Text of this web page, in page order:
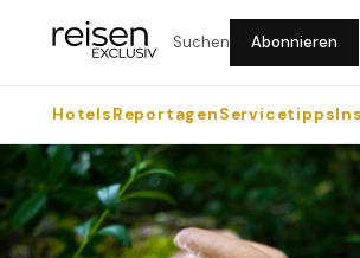
Suchen Abonnieren
HotelsReportagenServicetipps